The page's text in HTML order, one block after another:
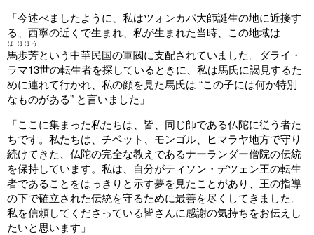
「今述べましたように、私はツォンカパ大師誕生の地に近接す
る、西寧の近くで生まれ、私が生まれた当時、この地域は
馬歩芳
ば ほほう
という中華民国の軍閥に支配されていました。ダライ・
ラマ13世の転生者を探しているときに、私は馬氏に謁見するた
めに連れて行かれ、私の顔を見た馬氏は “この子には何か特別
なものがある” と言いました」
「ここに集まった私たちは、皆、同じ師である仏陀に従う者た
ちです。私たちは、チベット、モンゴル、ヒマラヤ地方で守り
続けてきた、仏陀の完全な教えであるナーランダー僧院の伝統
を保持しています。私は、自分がティソン・デツェン王の転生
者であることをはっきりと示す夢を見たことがあり、王の指導
の下で確立された伝統を守るために最善を尽くしてきました。
私を信頼してくださっている皆さんに感謝の気持ちをお伝えし
たいと思います」